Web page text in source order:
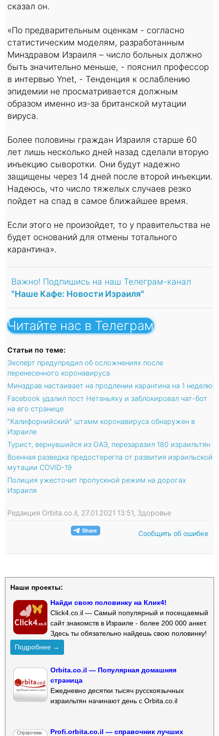
сказал он.
«По предварительным оценкам - согласно
статистическим моделям, разработанным
Минздравом Израиля – число больных должно
быть значительно меньше, - пояснил профессор
в интервью Ynet, - Тенденция к ослаблению
эпидемии не просматривается должным
образом именно из-за британской мутации
вируса.
Более половины граждан Израиля старше 60
лет лишь несколько дней назад сделали вторую
инъекцию сыворотки. Они будут надежно
защищены через 14 дней после второй инъекции.
Надеюсь, что число тяжелых случаев резко
пойдет на спад в самое ближайшее время.
Если этого не произойдет, то у правительства не
будет оснований для отмены тотального
карантина».
Важно! Подпишись на наш Телеграм-канал
"Наше Кафе: Новости Израиля"
Читайте нас в Телеграм
Статьи по теме:
Эксперт предупредил об осложнениях после
перенесенного коронавируса
Минздрав настаивает на продлении карантина на 1 неделю
Facebook удалил пост Нетаньяху и заблокировал чат-бот
на его странице
"Калифорнийский" штамм коронавируса обнаружен в
Израиле
Турист, вернувшийся из ОАЭ, перезаразил 180 израильтян
Военная разведка предостерегла от развития израильской
мутации COVID-19
Полиция ужесточит пропускной режим на дорогах
Израиля
Редакция Orbita.co.il, 27.01.2021 13:51, Здоровье
Сообщить об ошибке
Наши проекты:
Найди свою половинку на Клик4!
Click4.co.il — Самый популярный и посещаемый
сайт знакомств в Израиле - более 200 000 анкет.
Здесь ты обязательно найдешь свою половинку!
Подробнее →
Orbita.co.il — Популярная домашняя
страница
Ежедневно десятки тысяч русскоязычных
израильтян начинают день с Orbita.co.il
Profi.orbita.co.il — справочник лучших